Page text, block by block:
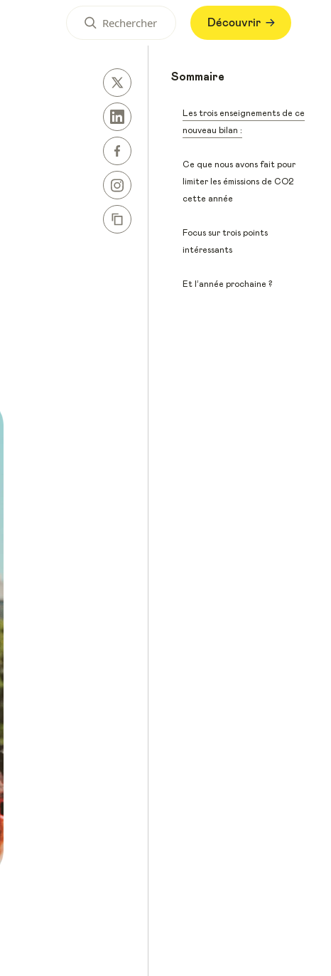
Découvrir
Sommaire
Les trois enseignements de ce
nouveau bilan :
Ce que nous avons fait pour
limiter les émissions de CO2
cette année
Focus sur trois points
intéressants
Et l’année prochaine ?